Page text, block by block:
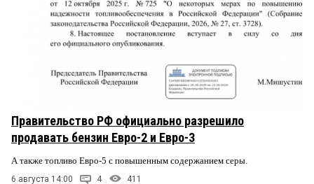
Правительство РФ официально разрешило
продавать бензин Евро-2 и Евро-3
А также топливо Евро-5 с повышенным содержанием серы.
6 августа 14:00 4 411